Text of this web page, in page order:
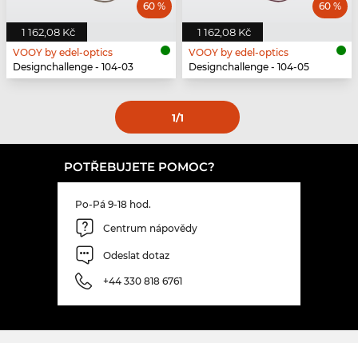
1 162,08 Kč
60 %
VOOY by edel-optics
Designchallenge - 104-03
1 162,08 Kč
60 %
VOOY by edel-optics
Designchallenge - 104-05
1/1
POTŘEBUJETE POMOC?
Po-Pá 9-18 hod.
Centrum nápovědy
Odeslat dotaz
+44 330 818 6761